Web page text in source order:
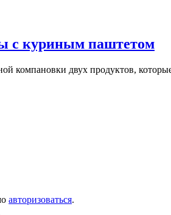
с куриным паштетом
компановки двух продуктов,
авторизоваться.